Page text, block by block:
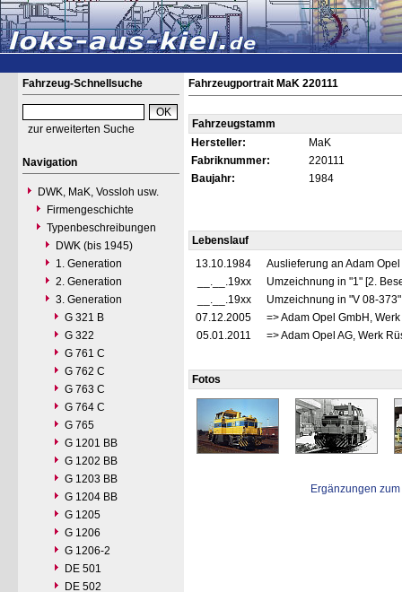
Fahrzeug-Schnellsuche
zur erweiterten Suche
Navigation
DWK, MaK, Vossloh usw.
Firmengeschichte
Typenbeschreibungen
DWK (bis 1945)
1. Generation
2. Generation
3. Generation
G 321 B
G 322
G 761 C
G 762 C
G 763 C
G 764 C
G 765
G 1201 BB
G 1202 BB
G 1203 BB
G 1204 BB
G 1205
G 1206
G 1206-2
DE 501
DE 502
Fahrzeugportrait MaK 220111
Fahrzeugstamm
Hersteller:
MaK
Fabriknummer:
220111
Baujahr:
1984
Lebenslauf
13.10.1984
Auslieferung an Adam
__.__.19xx
Umzeichnung in "1" [2.
__.__.19xx
Umzeichnung in "V 08-
07.12.2005
=> Adam Opel GmbH,
05.01.2011
=> Adam Opel AG, Werk
Fotos
Ergänzungen